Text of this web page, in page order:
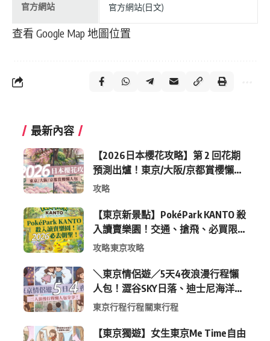
官方網站 官方網站(日文)
查看 Google Map 地圖位置
最新內容
【2026日本櫻花攻略】第 2 回花期
預測出爐！東京/大阪/京都賞櫻懶人
包 (附最新時間表)
攻略
【東京新景點】PokéPark KANTO 殺
入讀賣樂園！交通、搶飛、必買限
定周邊全攻略
攻略東京攻略
＼東京情侶遊／5天4夜浪漫行程懶
人包！澀谷SKY日落、迪士尼海洋、
中目黑高質感咖啡廳全收錄
東京行程行程關東行程
【東京獨遊】女生東京Me Time自由